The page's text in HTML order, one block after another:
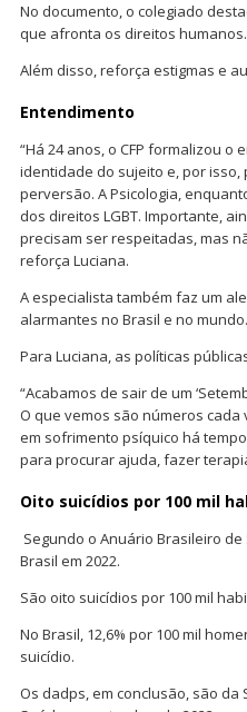
No documento, o colegiado
que afronta os direitos humanos.
Além disso, reforça estigmas e
Entendimento
“Há 24 anos, o CFP formalizou
identidade do sujeito e, por
perversão. A Psicologia,
dos direitos LGBT. Importante,
precisam ser respeitadas, mas
reforça Luciana.
A especialista também faz um
alarmantes no Brasil e no mundo.
Para Luciana, as políticas
“Acabamos de sair de um
O que vemos são números
em sofrimento psíquico há
para procurar ajuda, fazer
Oito suicídios por 100 mil
Segundo o Anuário Brasileiro
Brasil em 2022.
São oito suicídios por 100 mil
No Brasil, 12,6% por 100 mil
suicídio.
Os dadps, em conclusão, são